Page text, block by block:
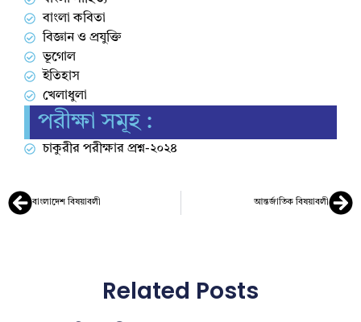
বাংলা কবিতা
বিজ্ঞান ও প্রযুক্তি
ভূগোল
ইতিহাস
খেলাধুলা
পরীক্ষা সমূহ :
চাকুরীর পরীক্ষার প্রশ্ন-২০২৪
বাংলাদেশ বিষয়াবলী আন্তর্জাতিক বিষয়াবলী
Related Posts